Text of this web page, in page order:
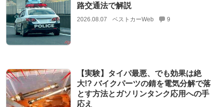
路交通法で解説
2026.08.07 ベストカーWeb 9
【実験】タイパ最悪、でも効果は絶
大!? バイクパーツの錆を電気分解で落
とす方法とガソリンタンク応用への手
応え